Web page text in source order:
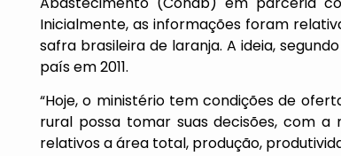
Inicialmente, as informações foram
safra brasileira de laranja. A ideia,
país em 2011.
“Hoje, o ministério tem condições de
rural possa tomar suas decisões, com a
relativos a área total, produção,